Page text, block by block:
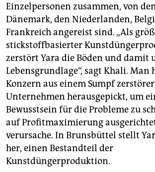
Einzelpersonen zusammen, von
Dänemark, den Niederlanden,
Frankreich angereist sind. „Als
stickstoffbasierter
zerstört Yara die Böden und damit
Lebensgrundlage“, sagt Khali. Man
Konzern aus einem Sumpf
Unternehmen herausgepickt, um
Bewusstsein für die Probleme zu
auf Profitmaximierung
verursache. In Brunsbüttel stellt
her, einen Bestandteil der
Kunstdüngerproduktion.